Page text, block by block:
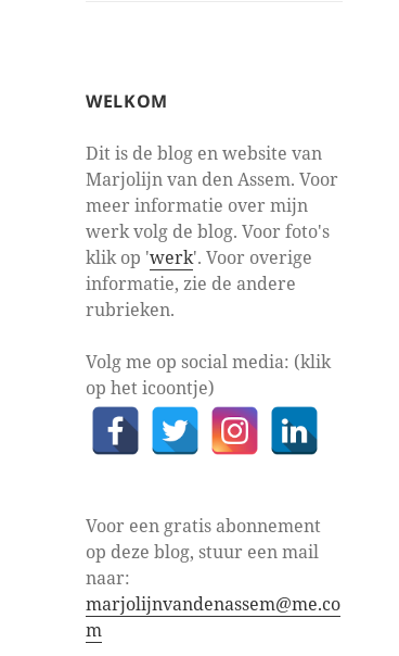
WELKOM
Dit is de blog en website van
Marjolijn van den Assem. Voor
meer informatie over mijn
werk volg de blog. Voor foto's
klik op 'werk'. Voor overige
informatie, zie de andere
rubrieken.
Volg me op social media: (klik
op het icoontje)
Voor een gratis abonnement
op deze blog, stuur een mail
naar:
marjolijnvandenassem@me.co
m